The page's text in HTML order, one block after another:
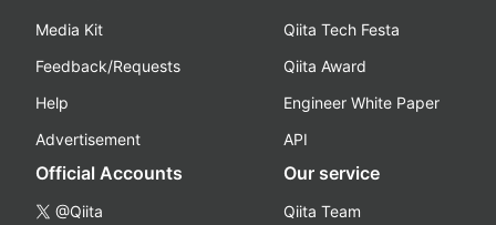
Media Kit
Feedback/Requests
Help
Advertisement
Qiita Tech Festa
Qiita Award
Engineer White Paper
API
Official Accounts
@Qiita
Our service
Qiita Team